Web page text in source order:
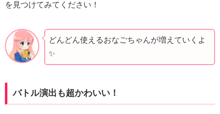
を見つけてみてください！
どんどん使えるおなごちゃんが増えていくよ
✨️
バトル演出も超かわいい！